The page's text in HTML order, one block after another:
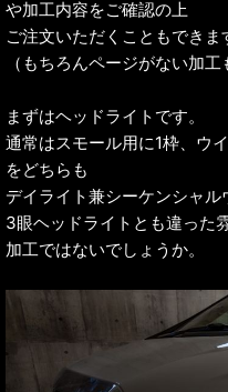
や加工内容をご確認の上
ご注文いただくこともできま
（もちろんページがない加工
まずはヘッドライトです。
通常はスモール用に1枠、ウ
をどちらも
デイライト兼シーケンシャル
3眼ヘッドライトとも違った
加工ではないでしょうか。